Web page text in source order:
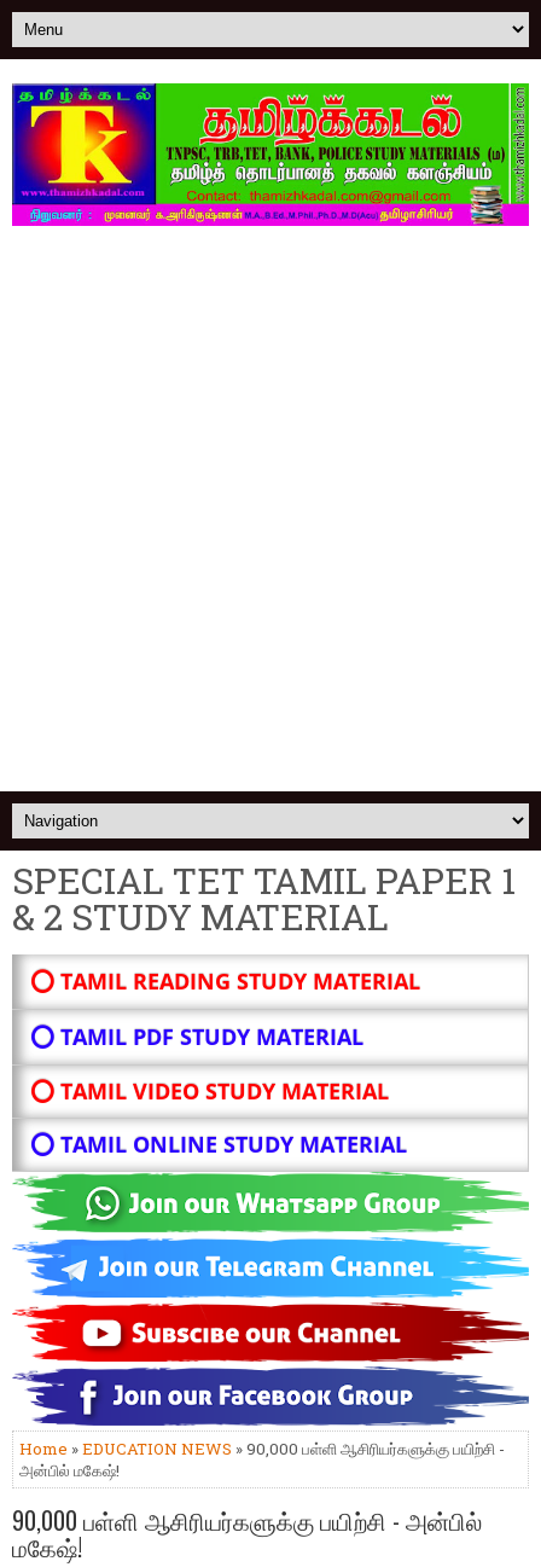
SPECIAL TET TAMIL PAPER 1
& 2 STUDY MATERIAL
⭕ TAMIL READING STUDY MATERIAL
⭕ TAMIL PDF STUDY MATERIAL
⭕ TAMIL VIDEO STUDY MATERIAL
⭕ TAMIL ONLINE STUDY MATERIAL
Home »EDUCATION NEWS » 90,000 பள்ளி ஆசிரியர்களுக்கு பயிற்சி -
அன்பில் மகேஷ்!
90,000 பள்ளி ஆசிரியர்களுக்கு பயிற்சி - அன்பில்
மகேஷ்!